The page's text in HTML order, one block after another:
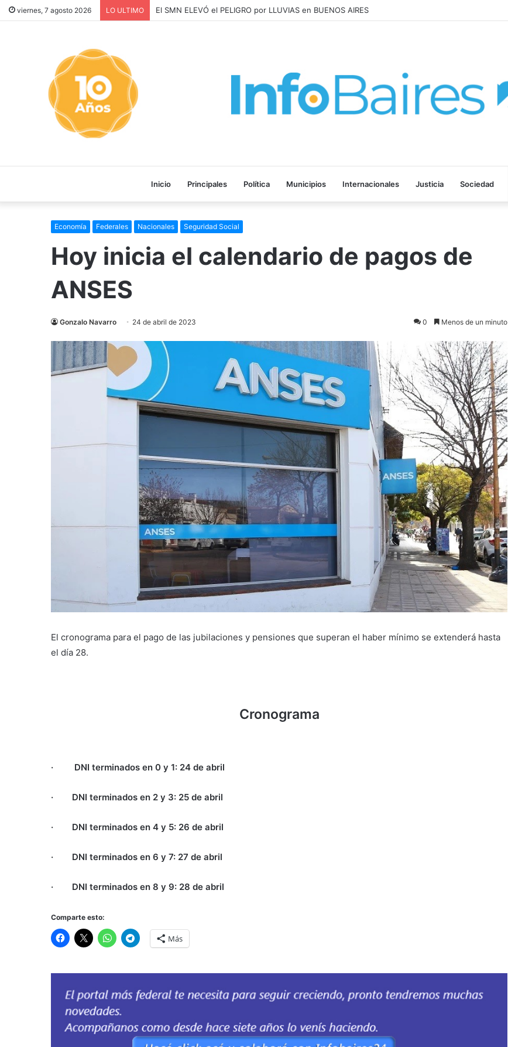
viernes, 7 agosto 2026 LO ULTIMO Los ALQUILERES en CABA AUMENTARON 1,6% en JULIO: 17,5% en 2026
Inicio Principales Política Municipios Internacionales Justicia Sociedad
Economía Federales Nacionales Seguridad Social
Hoy inicia el calendario de pagos de
ANSES
Gonzalo Navarro 24 de abril de 2023 0 Menos de un minuto
El cronograma para el pago de las jubilaciones y pensiones que superan el haber mínimo se extenderá hasta
el día 28.
Cronograma
· DNI terminados en 0 y 1: 24 de abril
· DNI terminados en 2 y 3: 25 de abril
· DNI terminados en 4 y 5: 26 de abril
· DNI terminados en 6 y 7: 27 de abril
· DNI terminados en 8 y 9: 28 de abril
Comparte esto:
Más